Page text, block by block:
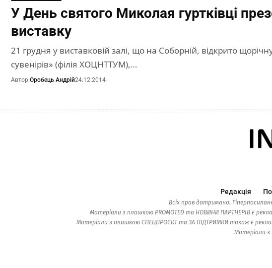
У День святого Миколая гуртківці
виставку
21 грудня у виставковій залі, що на Соборній, відкрито
сувенірів» (філія ХОЦНТТУМ),…
Автор:Оробець Андрій24.12.2014
Редакція
Всіх прав дотримано.
Матеріали з плашкою PROMOTED та НОВИНИ ПАРТНЕРІВ є
Матеріали з плашкою СПЕЦПРОЄКТ та ЗА ПІДТРИМКИ також є
Матеріали